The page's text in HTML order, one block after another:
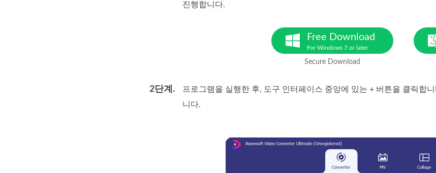
진행합니다.
Free Download
For Windows 7 or later
Secure Download
2단계.
프로그램을 실행한 후, 도구 인터페이스 중앙에 있는 + 버튼을 클릭합
니다.